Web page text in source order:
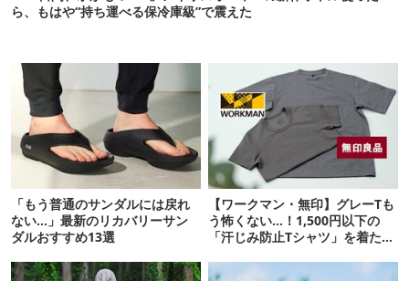
ら、もはや“持ち運べる保冷庫級”で震えた
「もう普通のサンダルには戻れ
ない…」最新のリカバリーサン
ダルおすすめ13選
【ワークマン・無印】グレーTも
う怖くない…！1,500円以下の
「汗じみ防止Tシャツ」を着たら